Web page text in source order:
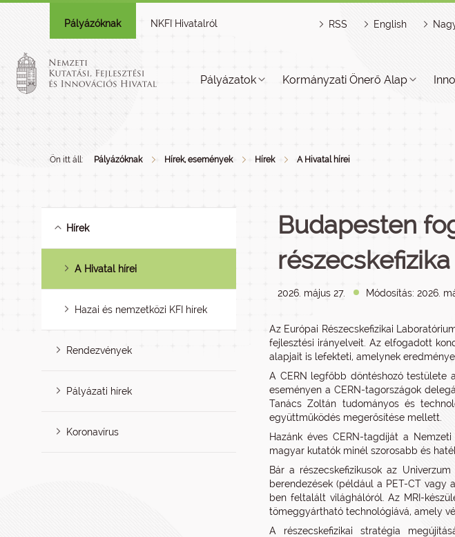
Pályázóknak NKFI Hivatalról RSS English
Pályázatok Kormányzati Önerő Alap
Ön itt áll: Pályázóknak Hírek, események Hírek A Hivatal hírei
Hírek
A Hivatal hírei
Hazai és nemzetközi KFI hírek
Rendezvények
Pályázati hírek
Koronavírus
Budapesten
2026. május 27. Módosítás: 2026.
Az Európai Részecskefizikai
fejlesztési irányelveit. Az elfogadott
alapjait is lefekteti, amelynek
A CERN legfőbb döntéshozó testülete
eseményen a CERN-tagországok
Tanács Zoltán tudományos és
együttműködés megerősítése mellett.
Hazánk éves CERN-tagdíját a
magyar kutatók minél szorosabb és
Bár a részecskefizikusok az
berendezések (például a PET-CT vagy
ben feltalált világhálóról. Az MRI-
tömeggyártható technológiává, amely
A részecskefizikai stratégia